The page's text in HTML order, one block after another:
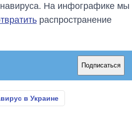
На инфографике мы
распространение
Подписаться
в Украине